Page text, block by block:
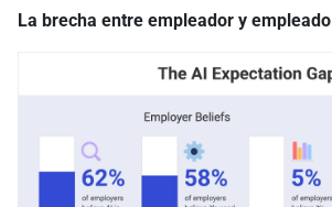
La brecha entre empleador y empleado